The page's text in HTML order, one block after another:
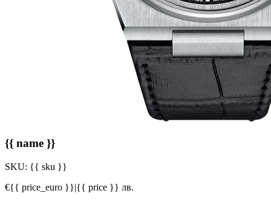
{{ name }}
SKU: {{ sku }}
€{{ price_euro }}|{{ price }} лв.